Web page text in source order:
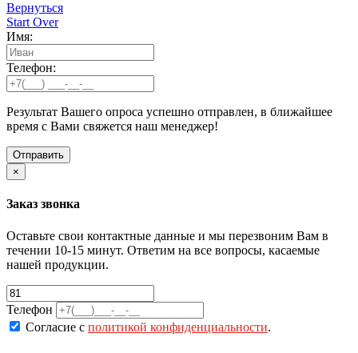
Вернуться
Start Over
Имя:
Телефон:
Результат Вашего опроса успешно отправлен, в ближайшее
время с Вами свяжется наш менеджер!
×
Заказ звонка
Оставьте свои контактные данные и мы перезвоним Вам в
течении 10-15 минут. Ответим на все вопросы, касаемые
нашей продукции.
Телефон
Согласие с политикой конфиденциальности.